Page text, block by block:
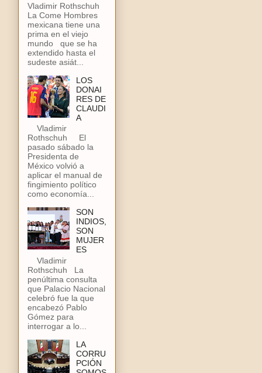
Vladimir Rothschuh
La Come Hombres
mexicana tiene una
prima en el viejo
mundo que se ha
extendido hasta el
sudeste asiát...
LOS
DONAI
RES DE
CLAUDI
A
Vladimir
Rothschuh El
pasado sábado la
Presidenta de
México volvió a
aplicar el manual de
fingimiento político
como economía...
SON
INDIOS,
SON
MUJER
ES
Vladimir
Rothschuh La
penúltima consulta
que Palacio Nacional
celebró fue la que
encabezó Pablo
Gómez para
interrogar a lo...
LA
CORRU
PCIÓN